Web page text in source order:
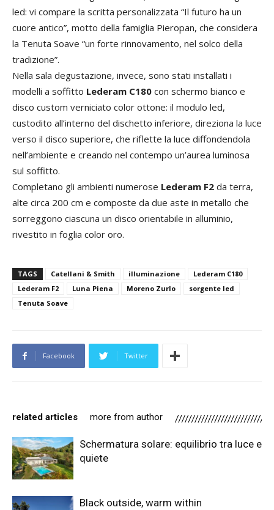
led: vi compare la scritta personalizzata “Il futuro ha un
cuore antico”, motto della famiglia Pieropan, che considera
la Tenuta Soave “un forte rinnovamento, nel solco della
tradizione”.
Nella sala degustazione, invece, sono stati installati i
modelli a soffitto Lederam C180 con schermo bianco e
disco custom verniciato color ottone: il modulo led,
custodito all’interno del dischetto inferiore, direziona la luce
verso il disco superiore, che riflette la luce diffondendola
nell’ambiente e creando nel contempo un’aurea luminosa
sul soffitto.
Completano gli ambienti numerose Lederam F2 da terra,
alte circa 200 cm e composte da due aste in metallo che
sorreggono ciascuna un disco orientabile in alluminio,
rivestito in foglia color oro.
TAGS Catellani & Smith illuminazione
Lederam C180
Lederam F2
Luna Piena Moreno Zurlo
sorgente led
Tenuta Soave
Facebook Twitter
related articles more from author
Schermatura solare: equilibrio tra luce e
quiete
Black outside, warm within